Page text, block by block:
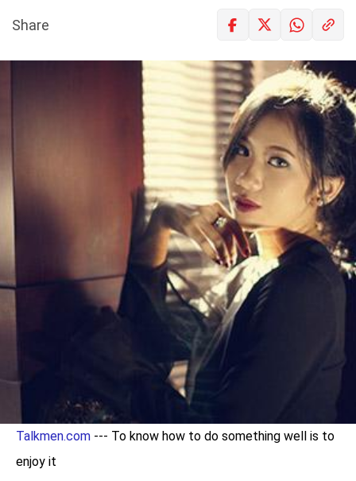
Share
Talkmen.com --- To know how to do something well is to
enjoy it